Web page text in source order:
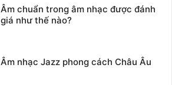
Âm chuẩn trong âm nhạc được đánh
giá như thế nào?
Âm nhạc Jazz phong cách Châu Âu